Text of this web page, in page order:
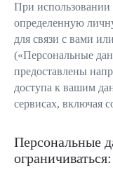
При
определенную
для связи с вами
(«Персональные
предоставлены
доступа к вашим
сервисах, включая
Персональные
ограничиваться: